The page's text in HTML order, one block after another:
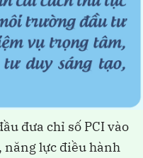
đưa chỉ số PCI vào
năng lực điều hành